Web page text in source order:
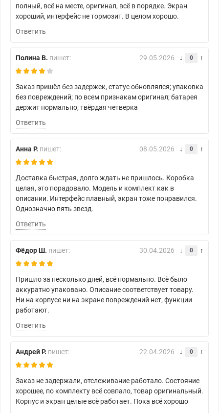
полный, всё на месте, оригинал, всё в порядке. Экран
хороший, интерфейс не тормозит. В целом хорошо.
Ответить
Полина В. пишет: 29.05.2026 0
Заказ пришёл без задержек, статус обновлялся; упаковка
без повреждений; по всем признакам оригинал; батарея
держит нормально; твёрдая четверка
Ответить
Анна Р. пишет: 08.05.2026 0
Доставка быстрая, долго ждать не пришлось. Коробка
целая, это порадовало. Модель и комплект как в
описании. Интерфейс плавный, экран тоже понравился.
Однозначно пять звезд.
Ответить
Фёдор Ш. пишет: 30.04.2026 0
Пришло за несколько дней, всё нормально. Всё было
аккуратно упаковано. Описание соответствует товару.
Ни на корпусе ни на экране повреждений нет, функции
работают.
Ответить
Андрей Р. пишет: 22.04.2026 0
Заказ не задержали, отслеживание работало. Состояние
хорошее, по комплекту всё совпало, товар оригинальный.
Корпус и экран целые всё работает. Пока всё хорошо